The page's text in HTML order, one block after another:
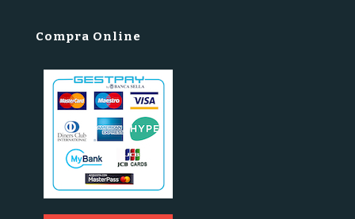
Compra Online